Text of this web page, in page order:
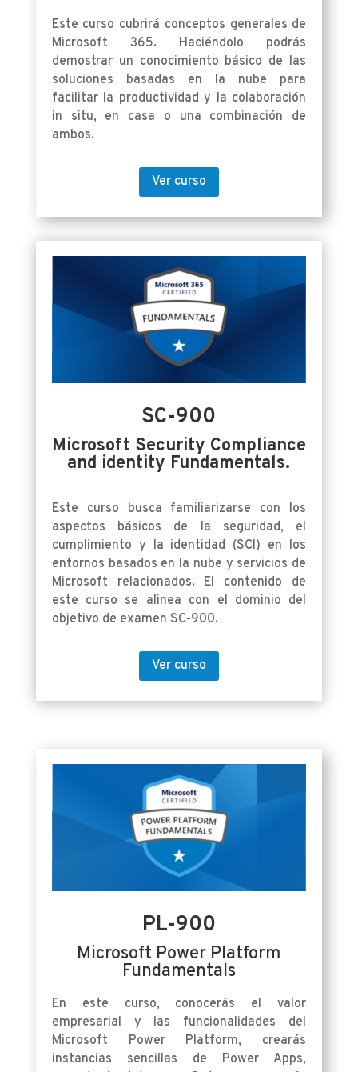
Este curso cubrirá conceptos generales de
Microsoft 365. Haciéndolo podrás
demostrar un conocimiento básico de las
soluciones basadas en la nube para
facilitar la productividad y la colaboración
in situ, en casa o una combinación de
ambos.
Ver curso
SC-900
Microsoft Security Compliance
and identity Fundamentals.
Este curso busca familiarizarse con los
aspectos básicos de la seguridad, el
cumplimiento y la identidad (SCI) en los
entornos basados en la nube y servicios de
Microsoft relacionados. El contenido de
este curso se alinea con el dominio del
objetivo de examen SC-900.
Ver curso
PL-900
Microsoft Power Platform
Fundamentals
En este curso, conocerás el valor
empresarial y las funcionalidades del
Microsoft Power Platform, crearás
instancias sencillas de Power Apps,